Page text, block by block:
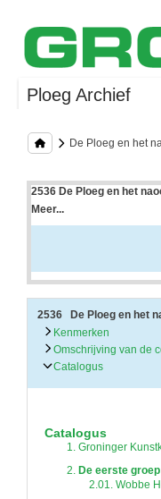
Ploeg Archief
De Ploeg en het
2536 De Ploeg en het
Meer...
Uitleg bij archieftoegang
Een archieftoegang
• Kenmerken van het
• Inleiding op het archief
• Inventaris of
• Eventueel bijlagen
De kenmerken van het
De inleiding op het
bevatten.
Bij het zoeken in de
2536 De Ploeg en het
Kenmerken
Omschrijving van de
Catalogus
Catalogus
1.Groninger
2. De eerste
2.01.Wobbe